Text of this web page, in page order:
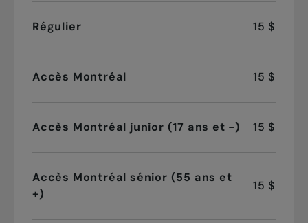
Régulier 15 $
Accès Montréal 15 $
Accès Montréal junior (17 ans et -) 15 $
Accès Montréal sénior (55 ans et
+)
15 $